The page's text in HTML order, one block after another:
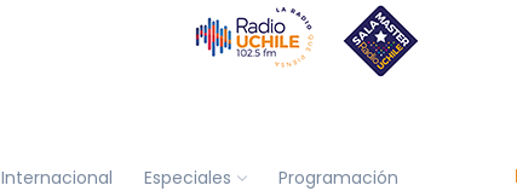
Internacional Especiales Programación